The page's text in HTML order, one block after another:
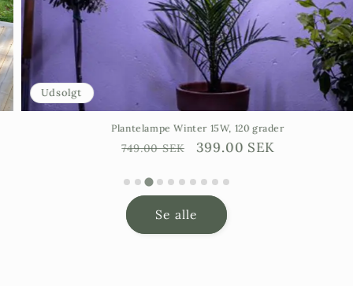
Udsolgt
Plantelampe Winter 15W, 120 grader
Ordinarie
749.00 SEK Försäljningspris
399.00 SEK
Se alle